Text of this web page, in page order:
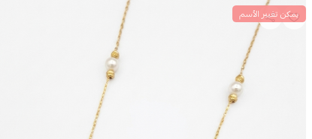
يمكن تغيير الأسم